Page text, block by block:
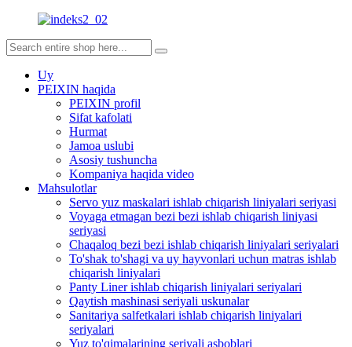
Uy
PEIXIN haqida
PEIXIN profil
Sifat kafolati
Hurmat
Jamoa uslubi
Asosiy tushuncha
Kompaniya haqida video
Mahsulotlar
Servo yuz maskalari ishlab chiqarish liniyalari seriyasi
Voyaga etmagan bezi bezi ishlab chiqarish liniyasi
seriyasi
Chaqaloq bezi bezi ishlab chiqarish liniyalari seriyalari
To'shak to'shagi va uy hayvonlari uchun matras ishlab
chiqarish liniyalari
Panty Liner ishlab chiqarish liniyalari seriyalari
Qaytish mashinasi seriyali uskunalar
Sanitariya salfetkalari ishlab chiqarish liniyalari
seriyalari
Yuz to'qimalarining seriyali asboblari